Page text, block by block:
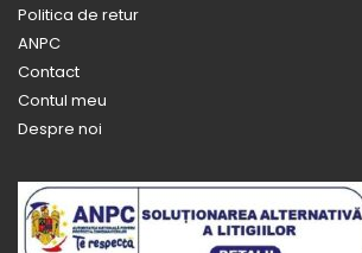
Politica de retur
ANPC
Contact
Contul meu
Despre noi